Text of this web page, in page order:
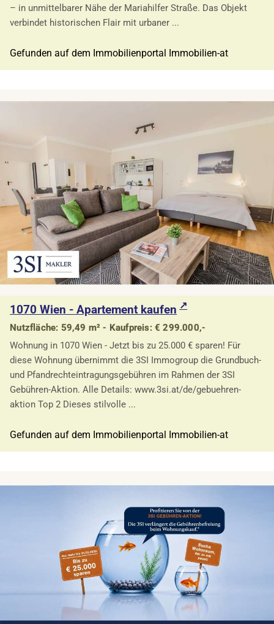
– in unmittelbarer Nähe der Mariahilfer Straße. Das Objekt
verbindet historischen Flair mit urbaner ...
Gefunden auf dem Immobilienportal Immobilien-at
1070 Wien - Apartement kaufen
Nutzfläche: 59,49 m² - Kaufpreis: € 299.000,-
Wohnung in 1070 Wien - Jetzt bis zu 25.000 € sparen! Für
diese Wohnung übernimmt die 3SI Immogroup die Grundbuch-
und Pfandrechteintragungsgebühren im Rahmen der 3SI
Gebühren-Aktion. Alle Details: www.3si.at/de/gebuehren-
aktion Top 2 Dieses stilvolle ...
Gefunden auf dem Immobilienportal Immobilien-at